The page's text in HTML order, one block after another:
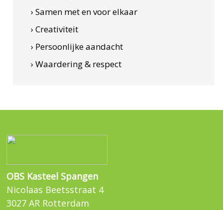
› Samen met en voor elkaar
› Creativiteit
› Persoonlijke aandacht
› Waardering & respect
OBS Kasteel Spangen
Nicolaas Beetsstraat 4
3027 AR Rotterdam